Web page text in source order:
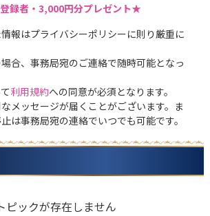
録者・3,000円分プレゼント★
報はプライバシーポリシーに則り厳重に
合、事務局宛のご連絡で随時可能となっ
利用規約への同意が必須となります。
メッセージが届くことがございます。ま
は事務局宛の連絡でいつでも可能です。
ピックが存在しません